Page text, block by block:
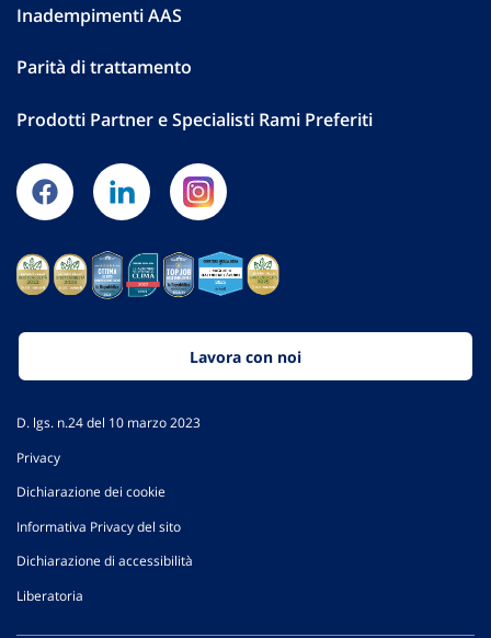
Inadempimenti AAS
Parità di trattamento
Prodotti Partner e Specialisti Rami Preferiti
Lavora con noi
D. lgs. n.24 del 10 marzo 2023
Privacy
Dichiarazione dei cookie
Informativa Privacy del sito
Dichiarazione di accessibilità
Liberatoria